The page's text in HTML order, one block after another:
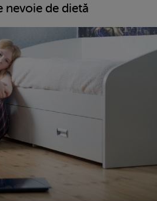
nevoie de dietă